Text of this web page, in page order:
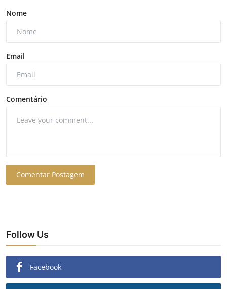
Nome
Email
Comentário
Comentar Postagem
Follow Us
Facebook